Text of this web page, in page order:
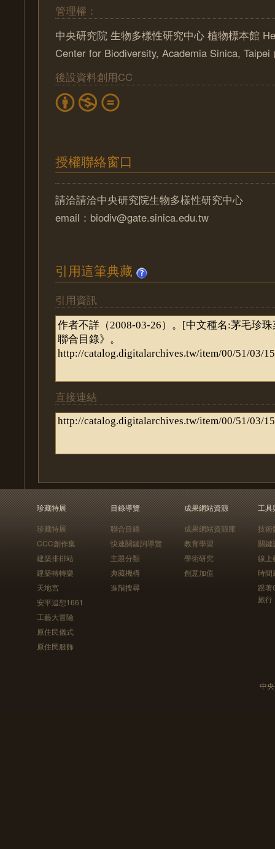
管理權：
中央研究院 生物多樣性研究中心 植物標本館
Center for Biodiversity, Academia Sinica, Taipei
後設資料創用CC
授權聯絡窗口
請洽請洽中央研究院生物多樣性研究中心
email：biodiv@gate.sinica.edu.tw
引用這筆典藏
引用資訊
直接連結
珍藏特展
珍藏特展
CCC創作集
建築排排站
建築轉轉樂
天地宮
安平追想1661
工藝大冒險
原住民儀式
原住民服飾
目錄導覽
聯合目錄
快速關鍵詞導覽
主題分類
典藏機構
進階搜尋
成果網站資源
成果網站資源庫
教育學習
學術研究
創意加值
工具
技術
關鍵
線上
時間
跟
旅行
中